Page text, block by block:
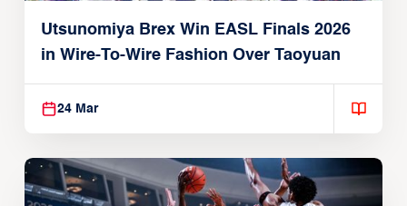
Utsunomiya Brex Win EASL Finals 2026
in Wire-To-Wire Fashion Over Taoyuan
24 Mar